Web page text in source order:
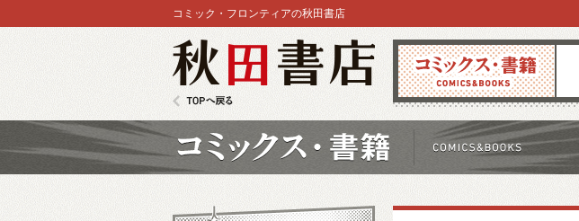
コミックス 雑誌
コミック・フロンティアの秋田書店